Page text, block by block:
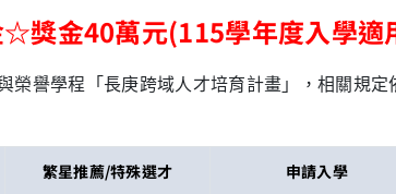
獎金40萬元(115學年度入學適
榮譽學程「長庚跨域人才培育計畫」，相關規
繁星推薦/特殊選才 申請入學